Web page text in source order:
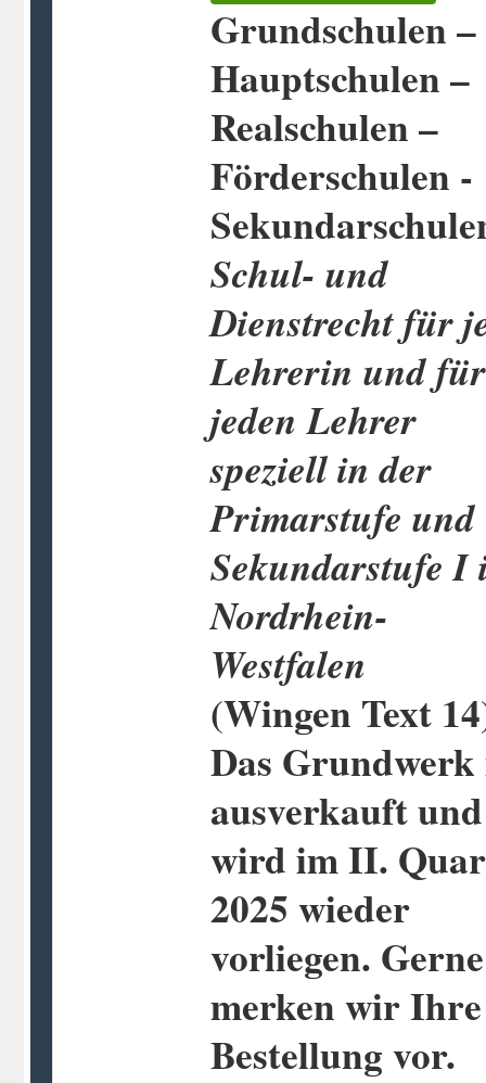
Grundschulen –
Hauptschulen –
Realschulen –
Förderschulen -
Schul- und
Dienstrecht für
Lehrerin und für
jeden Lehrer
speziell in der
Primarstufe und
Sekundarstufe I
Nordrhein-
Westfalen
(Wingen Text
Das Grundwerk
ausverkauft und
wird im II.
2025 wieder
vorliegen. Gerne
merken wir Ihre
Bestellung vor.